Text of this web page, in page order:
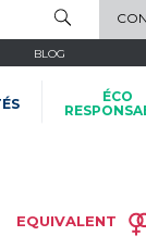
BLOG
ÉCO
EQUIVALENT